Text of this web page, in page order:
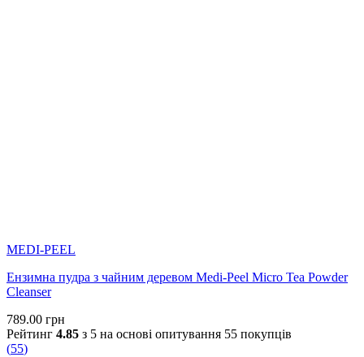
MEDI-PEEL
Ензимна пудра з чайним деревом Medi-Peel Micro Tea Powder
Cleanser
789.00 грн
Рейтинг 4.85 з 5 на основі опитування 55 покупців
(55)